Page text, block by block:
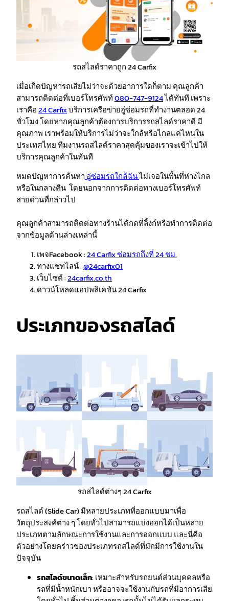
รถสไลด์ราคาถูก 24 Carfix
เมื่อเกิดปัญหารถเสียไม่ว่าจะด้วยอาการใดก็ตาม คุณลูกค้า
สามารถติดต่อที่เบอร์โทรศัพท์080-747-9124ได้ทันที เพราะ
เราคือ24 Carfixบริการเครือข่ายอู่ซ่อมรถที่ทำงานตลอด 24
ชั่วโมง โดยหากคุณลูกค้าต้องการบริการรถสไลด์ราคาดี มี
คุณภาพ เราพร้อมให้บริการไม่ว่าจะใกล้หรือไกลแค่ไหนใน
ประเทศไทย ทีมงานรถสไลด์ราคาสุดคุ้มของเราจะเข้าไปให้
บริการคุณลูกค้าในทันที
หมดปัญหาการค้นหา อู่ซ่อมรถใกล้ฉันไม่เจอในพื้นที่ห่างไกล
หรือในกลางคืน โดยนอกจากการติดต่อทางเบอร์โทรศัพท์
สายด่วนที่กล่าวไป
คุณลูกค้าสามารถติดต่อทางร้านได้กดที่ลิ้งก์หรือทำการติดต่อ
จากข้อมูลด้านล่างเหล่านี้
เพจFacebook :24 Carfix ซ่อมรถถึงที่ 24 ชม.
ทางแชทไลน์ :@24carfix01
เว็บไซต์ :24carfix.co.th
ดาวน์โหลดแอปพลิเคชัน 24 Carfix
ประเภทของรถสไลด์
รถสไลด์ต่างๆ 24 Carfix
รถสไลด์ (Slide Car) มีหลายประเภทที่ออกแบบมาเพื่อ
วัตถุประสงค์ต่าง ๆ โดยทั่วไปสามารถแบ่งออกได้เป็นหลาย
ประเภทตามลักษณะการใช้งานและการออกแบบ และนี่คือ
ตัวอย่างโดยคร่าวของประเภทรถสไลด์ที่มักมีการใช้งานใน
ปัจจุบัน
รถสไลด์ขนาดเล็ก: เหมาะสำหรับรถยนต์ส่วนบุคคลหรือ
รถที่มีน้ำหนักเบา หรืออาจจะใช้งานกับรถที่มีอาการเสีย